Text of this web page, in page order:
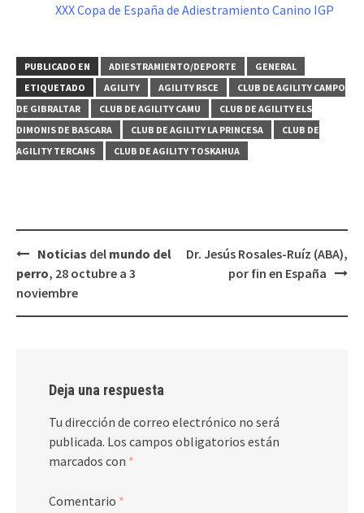
XXX Copa de España de Adiestramiento Canino IGP
PUBLICADO EN ADIESTRAMIENTO/DEPORTE
GENERAL
ETIQUETADO
AGILITY AGILITY RSCE
CLUB DE AGILITY CAMPO
DE GIBRALTAR
CLUB DE AGILITY CAMU
CLUB DE AGILITY ELS
DIMONIS DE BASCARA
CLUB DE AGILITY LA PRINCESA
CLUB DE
AGILITY TERCANS
CLUB DE AGILITY TOSKAHUA
Navegación
de
entradas
Noticias del mundo del
perro, 28 octubre a 3
noviembre
Dr. Jesús Rosales-Ruíz (ABA),
por fin en España
Deja una respuesta
Tu dirección de correo electrónico no será
publicada. Los campos obligatorios están
marcados con *
Comentario *